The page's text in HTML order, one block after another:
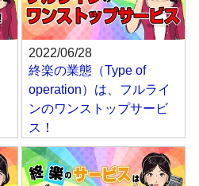
2022/06/28
終楽の業態（Type of
operation）は、フルライ
ンのワンストップサービ
ス！